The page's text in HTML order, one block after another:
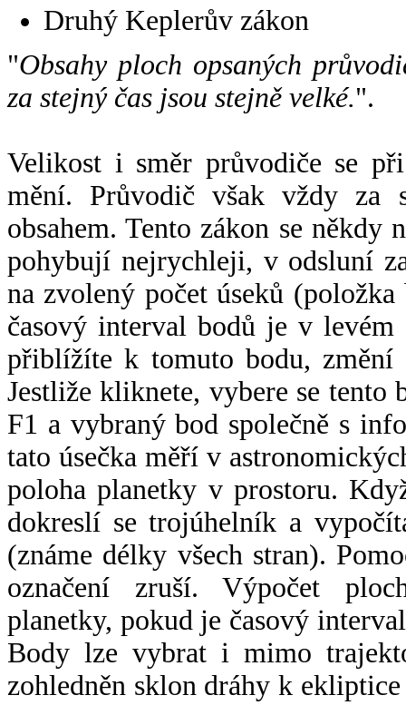
Druhý Keplerův zákon
"Obsahy ploch opsaných
za stejný čas jsou stejně velké.".
Velikost i směr průvodiče se
mění. Průvodič však vždy za
obsahem. Tento zákon se někdy
pohybují nejrychleji, v odsluní
na zvolený počet úseků
časový interval bodů je v
přiblížíte k tomuto bodu,
Jestliže kliknete, vybere se tento
F1 a vybraný bod společně s
tato úsečka měří v
poloha planetky v prostoru.
dokreslí se trojúhelník a
(známe délky všech stran).
označení zruší. Výpočet
planetky, pokud je časový
Body lze vybrat i mimo
zohledněn sklon dráhy k